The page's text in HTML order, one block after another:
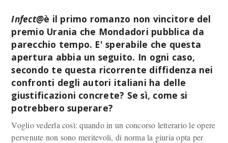
Infect@è il primo romanzo non vincitore del
premio Urania che Mondadori pubblica da
parecchio tempo. E' sperabile che questa
apertura abbia un seguito. In ogni caso,
secondo te questa ricorrente diffidenza nei
confronti degli autori italiani ha delle
giustificazioni concrete? Se sì, come si
potrebbero superare?
Voglio vederla così: quando in un concorso letterario le opere
pervenute non sono meritevoli, di norma la giuria opta per